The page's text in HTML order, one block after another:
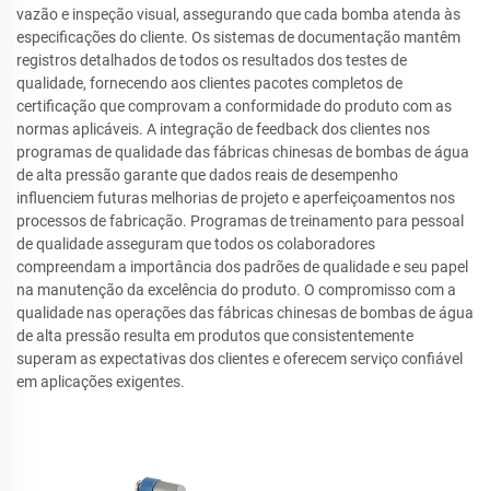
vazão e inspeção visual, assegurando que cada bomba atenda às
especificações do cliente. Os sistemas de documentação mantêm
registros detalhados de todos os resultados dos testes de
qualidade, fornecendo aos clientes pacotes completos de
certificação que comprovam a conformidade do produto com as
normas aplicáveis. A integração de feedback dos clientes nos
programas de qualidade das fábricas chinesas de bombas de água
de alta pressão garante que dados reais de desempenho
influenciem futuras melhorias de projeto e aperfeiçoamentos nos
processos de fabricação. Programas de treinamento para pessoal
de qualidade asseguram que todos os colaboradores
compreendam a importância dos padrões de qualidade e seu papel
na manutenção da excelência do produto. O compromisso com a
qualidade nas operações das fábricas chinesas de bombas de água
de alta pressão resulta em produtos que consistentemente
superam as expectativas dos clientes e oferecem serviço confiável
em aplicações exigentes.